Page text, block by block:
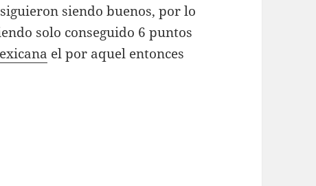
siendo buenos, por lo
solo conseguido 6 puntos
el por aquel entonces